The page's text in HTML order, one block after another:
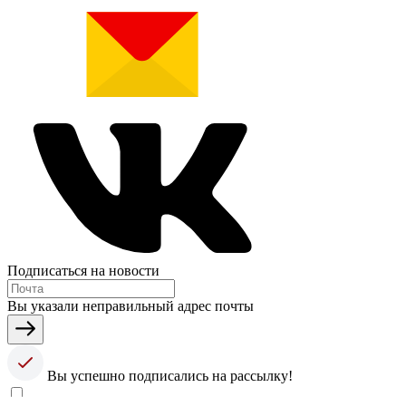
Подписаться на новости
Вы указали неправильный адрес почты
Вы успешно подписались на рассылку!